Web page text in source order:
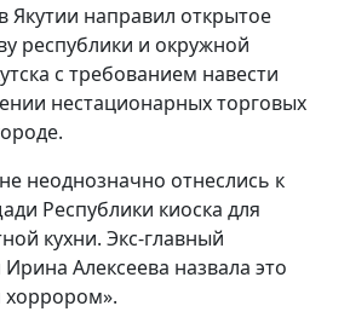
Якутии направил открытое
республики и окружной
с требованием навести
нестационарных торговых
неоднозначно отнеслись к
Республики киоска для
кухни. Экс-главный
Алексеева назвала это
хоррором».